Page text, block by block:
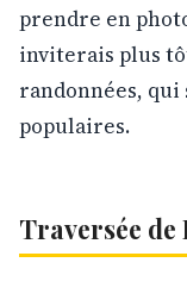
prendre en
inviterais plus
randonnées,
populaires.
Traversée